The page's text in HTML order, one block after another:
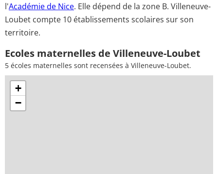
l'Académie de Nice. Elle dépend de la zone B. Villeneuve-
Loubet compte 10 établissements scolaires sur son
territoire.
Ecoles maternelles de Villeneuve-Loubet
5 écoles maternelles sont recensées à Villeneuve-Loubet.
+
−